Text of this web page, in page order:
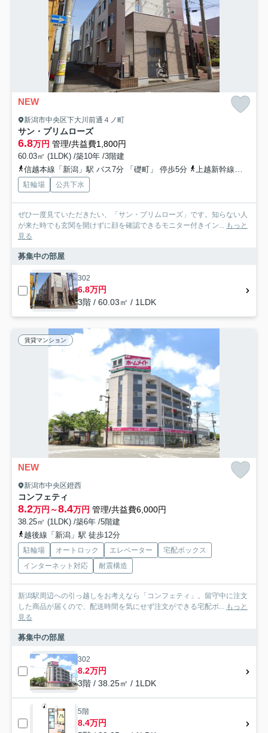
NEW
新潟市中央区下大川前通４ノ町
サン・プリムローズ
6.8万円 管理/共益費1,800円
60.03㎡ (1LDK) /築10年 /3階建
信越本線「新潟」駅 バス7分 「礎町」 停歩5分
上越新幹線「新潟」駅 徒歩23分
駐輪場 公共下水
ぜひ一度見ていただきたい、「サン・プリムローズ」です。知らない人
が来た時でも玄関を開けずに顔を確認できるモニター付きイン... もっと
見る
募集中の部屋
302
6.8万円
3階 / 60.03㎡ / 1LDK
賃貸マンション
NEW
新潟市中央区鐙西
コンフェティ
8.2万円～8.4万円 管理/共益費6,000円
38.25㎡ (1LDK) /築6年 /5階建
越後線「新潟」駅 徒歩12分
駐輪場 オートロック エレベーター
宅配ボックス
インターネット対応
耐震構造
新潟駅周辺への引っ越しをお考えなら「コンフェティ」。留守中に注文
した商品が届くので、配送時間を気にせず注文ができる宅配ボ...
もっと
見る
募集中の部屋
302
8.2万円
3階 / 38.25㎡ / 1LDK
5階
8.4万円